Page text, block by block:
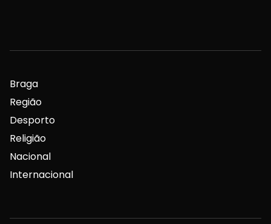
Braga
Região
Desporto
Religião
Nacional
Internacional